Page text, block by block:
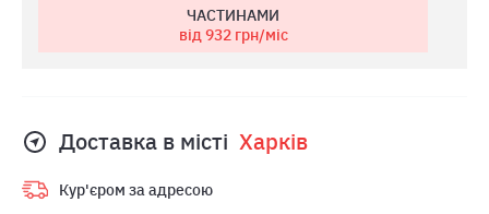
ЧАСТИНАМИ
від 932грн/міс
Доставка в місті Харкiв
Кур'єром за адресою